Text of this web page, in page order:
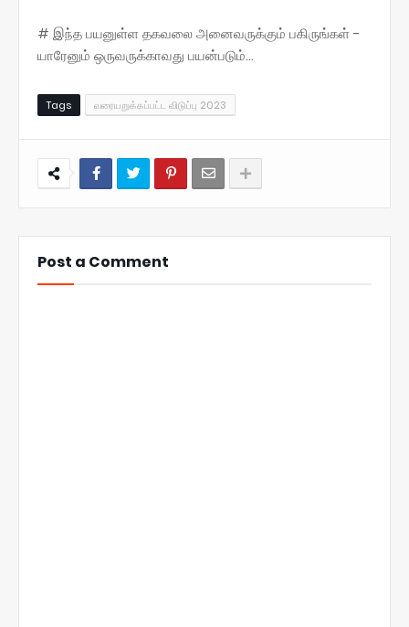
# இந்த பயனுள்ள தகவலை அனைவருக்கும் பகிருங்கள் -
யாரேனும் ஒருவருக்காவது பயன்படும்...
Tags வரையறுக்கப்பட்ட விடுப்பு 2023
Post a Comment